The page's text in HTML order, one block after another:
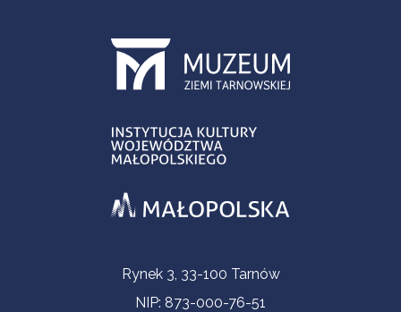
Informacje kontaktoweRynek 3, 33-100 Tarnów
NIP: 873-000-76-51